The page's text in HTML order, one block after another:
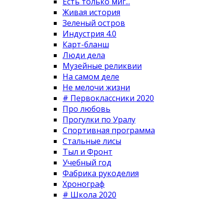
Живая история
Зеленый остров
Индустрия 4.0
Карт-бланш
Люди дела
Музейные реликвии
На самом деле
Не мелочи жизни
# Первоклассники 2020
Про любовь
Прогулки по Уралу
Спортивная программа
Стальные лисы
Тыл и Фронт
Учебный год
Фабрика рукоделия
Хронограф
# Школа 2020